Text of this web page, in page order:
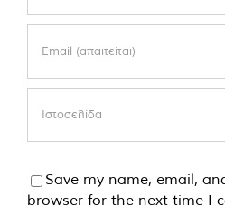
Save my name, email,
browser for the next time I